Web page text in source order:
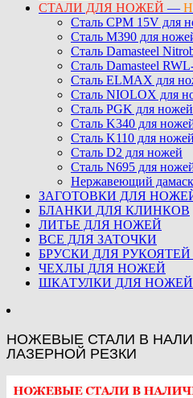
СТАЛИ ДЛЯ НОЖЕЙ —
Сталь CPM 15V для
Сталь M390 для
Сталь Damasteel
Сталь Damasteel
Сталь ELMAX для
Сталь NIOLOX для
Сталь PGK для ножей
Сталь K340 для
Сталь K110 для ножей
Сталь D2 для ножей
Сталь N695 для
Нержавеющий дамаск
ЗАГОТОВКИ ДЛЯ
БЛАНКИ ДЛЯ КЛИНКОВ
ЛИТЬЕ ДЛЯ НОЖЕЙ
ВСЕ ДЛЯ ЗАТОЧКИ
БРУСКИ ДЛЯ
ЧЕХЛЫ ДЛЯ НОЖЕЙ
ШКАТУЛКИ ДЛЯ НОЖЕЙ
НОЖЕВЫЕ СТАЛИ В
ЛАЗЕРНОЙ РЕЗКИ